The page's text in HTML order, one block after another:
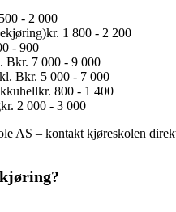
- 2 000
kr. 1 800 - 2 200
- 900
Bkr. 7 000 - 9 000
Bkr. 5 000 - 7 000
kr. 800 - 1 400
kr. 2 000 - 3 000
AS – kontakt kjøreskolen